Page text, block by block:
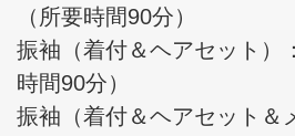
（所要時間90分）
振袖（着付＆ヘアセット）
時間90分）
振袖（着付＆ヘアセット＆